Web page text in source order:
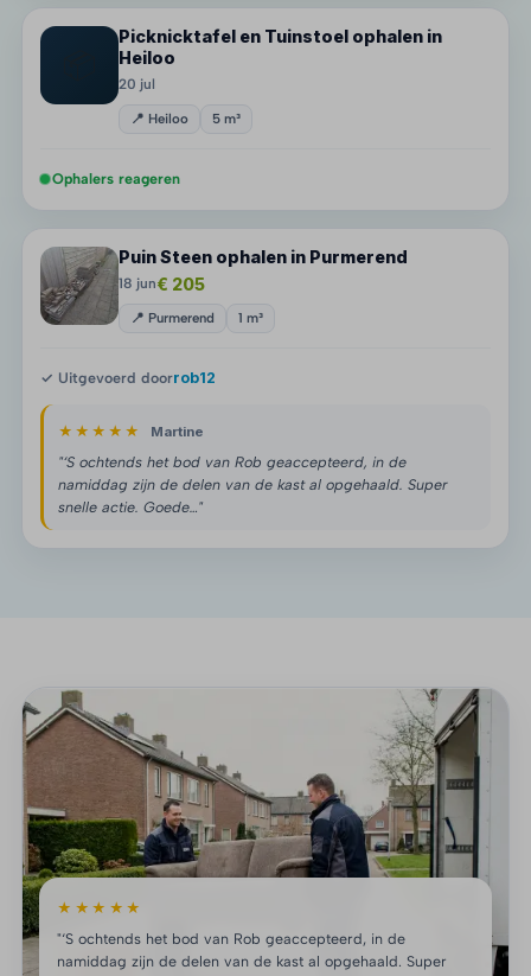
Picknicktafel en Tuinstoel ophalen in
Heiloo
20 jul
📍 Heiloo 5 m³
Ophalers reageren
Puin Steen ophalen in Purmerend
18 jun€ 205
📍 Purmerend 1 m³
✓ Uitgevoerd doorrob12
★★★★★ Martine
"‘S ochtends het bod van Rob geaccepteerd, in de
namiddag zijn de delen van de kast al opgehaald. Super
snelle actie. Goede…"
★★★★★
"‘S ochtends het bod van Rob geaccepteerd, in de
namiddag zijn de delen van de kast al opgehaald. Super